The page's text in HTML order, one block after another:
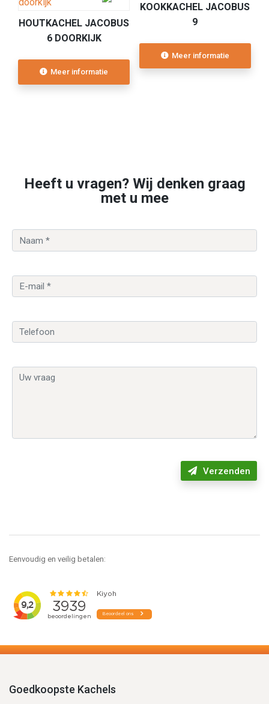
HOUTKACHEL JACOBUS
6 DOORKIJK
Meer informatie
KOOKKACHEL JACOBUS
9
Meer informatie
Heeft u vragen? Wij denken graag
met u mee
Verzenden
Eenvoudig en veilig betalen:
Goedkoopste Kachels